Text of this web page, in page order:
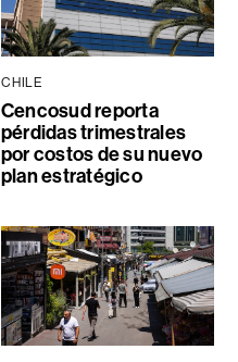
CHILE
Cencosud reporta
pérdidas trimestrales
por costos de su nuevo
plan estratégico